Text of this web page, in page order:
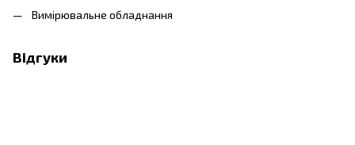
Вимірювальне обладнання
Відгуки